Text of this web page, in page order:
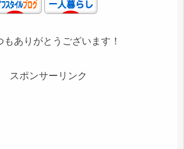
ありがとうございます！
スポンサーリンク